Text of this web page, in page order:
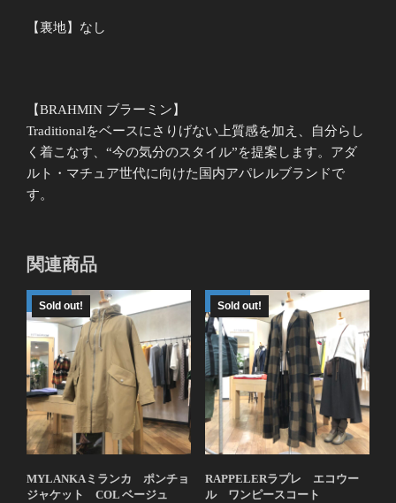
【裏地】なし
【BRAHMIN ブラーミン】
Traditionalをベースにさりげない上質感を加え、自分らし
く着こなす、“今の気分のスタイル”を提案します。アダ
ルト・マチュア世代に向けた国内アパレルブランドで
す。
関連商品
Sold out!
MYLANKAミランカ ポンチョ
ジャケット COL ベージュ
Sold out!
RAPPELERラプレ エコウー
ル ワンピースコート